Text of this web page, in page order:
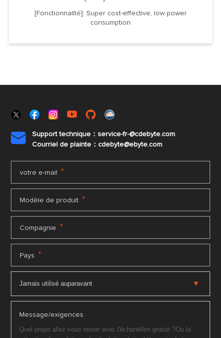
[Fonctionnalité]: Super cost-effective, low power
consumption

Support technique：service-fr-@cdebyte.com
Courriel de plainte：cdebyte@ebyte.com
votre e-mail *
Modèle de produit *
Compagnie *
Pays *
Message/exigences